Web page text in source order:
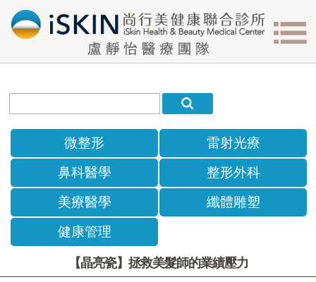
微整形
鼻科醫學
美療醫學
健康管理
雷射光療
整形外科
纖體雕塑
【晶亮瓷】拯救美髮師的業績壓力